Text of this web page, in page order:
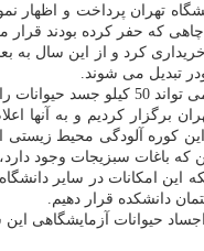
تهران پرداخت و اظهار
روز ساخته شده بود را خریداری كرد و
تبدیل می شوند.
كند.
برگزار كردیم و به آنها
كوره آلودگی محیط زیستی
كه باغات سبزیجات وجود دارد،
امكانات در سایر
دانشكده قرار دهیم.
حیوانات آزمایشگاهی